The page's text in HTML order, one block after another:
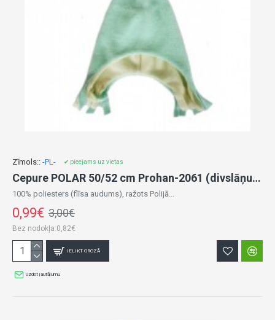
Zīmols:: -PL- ✔ pieejams uz vietas
Cepure POLAR 50/52 сm Prohan-2061 (divslāņu)-izpārdošana
100% poliesters (flīsa audums), ražots Polijā...
0,99€ 3,00€
Bez nodokļa:0,82€
IELIKT GROZĀ
Uzdot jautājumu